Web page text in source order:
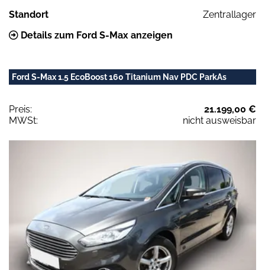
Standort
Zentrallager
Details zum Ford S-Max anzeigen
Ford S-Max 1.5 EcoBoost 160 Titanium Nav PDC ParkAs
Preis:
21.199,00 €
MWSt:
nicht ausweisbar